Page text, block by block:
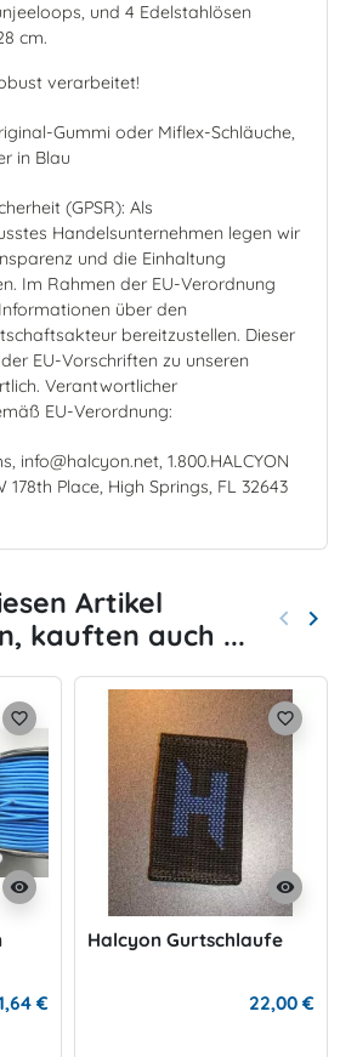
und 4 Edelstahlösen
cm.
verarbeitet!
Gummi oder Miflex-Schläuche,
in Blau
(GPSR): Als
Handelsunternehmen legen wir
und die Einhaltung
Im Rahmen der EU-Verordnung
über den
bereitzustellen. Dieser
EU-Vorschriften zu unseren
Verantwortlicher
EU-Verordnung:
info@halcyon.net, 1.800.HALCYON
178th Place, High Springs, FL 32643
Artikel
kauften auch ...
Zurück
keyboard_arrow_left keyboard_arrow_right
visibility
favorite_border
€
visibility
favorite_border
Halcyon Gurtschlaufe
22,00 €